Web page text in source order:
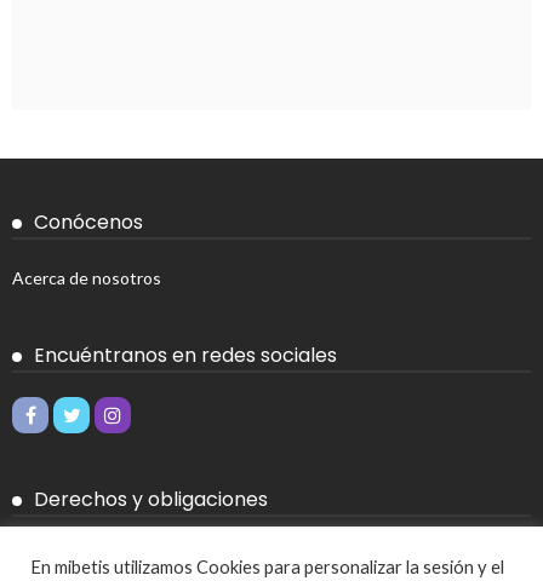
Conócenos
Acerca de nosotros
Encuéntranos en redes sociales
Derechos y obligaciones
En mibetis utilizamos Cookies para personalizar la sesión y el